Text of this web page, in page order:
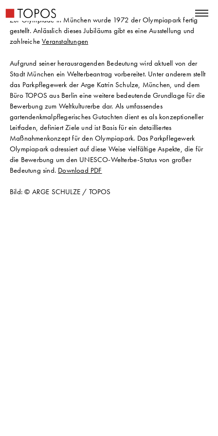
Zur Olympiade in München wurde 1972 der Olympiapark fertig
gestellt. Anlässlich dieses Jubiläums gibt es eine Ausstellung und
zahlreicheVeranstaltungen
Aufgrund seiner herausragenden Bedeutung wird aktuell von der
Stadt München ein Welterbeantrag vorbereitet. Unter anderem stellt
das Parkpflegewerk der Arge Katrin Schulze, München, und dem
Büro TOPOS aus Berlin eine weitere bedeutende Grundlage für die
Bewerbung zum Weltkulturerbe dar. Als umfassendes
gartendenkmalpflegerisches Gutachten dient es als konzeptioneller
Leitfaden, definiert Ziele und ist Basis für ein detailliertes
Maßnahmenkonzept für den Olympiapark. Das Parkpflegewerk
Olympiapark adressiert auf diese Weise vielfältige Aspekte, die für
die Bewerbung um den UNESCO-Welterbe-Status von großer
Bedeutung sind. Download PDF
Bild: © ARGE SCHULZE / TOPOS